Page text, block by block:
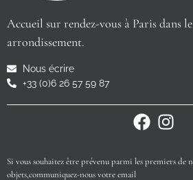
Accueil sur rendez-vous à Paris dans
arrondissement.
Nous écrire
+33 (0)6 26 57 59 87
Si vous souhaitez être prévenu parmi les premiers de
objets,communiquez-nous votre email